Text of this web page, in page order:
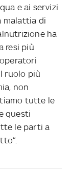
e ai servizi
malattia di
ha
resi più
ruolo più
non
tutte le
questi
le parti a